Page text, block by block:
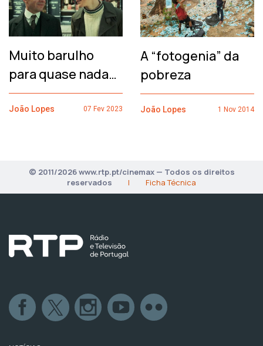
Muito barulho
para quase nada…
João Lopes 07 Fev 2023
A “fotogenia” da
pobreza
João Lopes 1 Nov 2014
© 2011/2026 www.rtp.pt/cinemax — Todos os direitos
reservados
| Ficha Técnica